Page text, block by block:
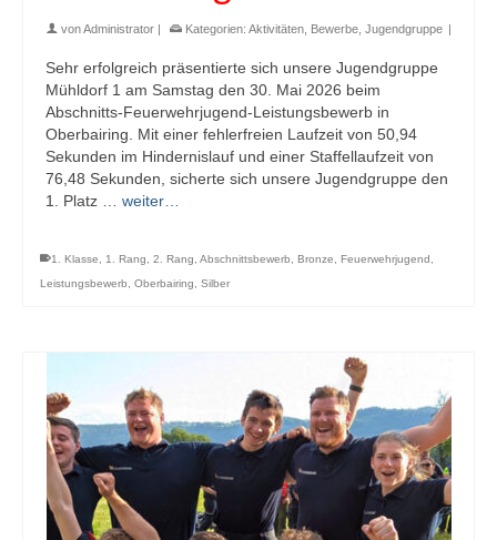
vonAdministrator | Kategorien: Aktivitäten Bewerbe Jugendgruppe |
Sehr erfolgreich präsentierte sich unsere Jugendgruppe
Mühldorf 1 am Samstag den 30. Mai 2026 beim
Abschnitts-Feuerwehrjugend-Leistungsbewerb in
Oberbairing. Mit einer fehlerfreien Laufzeit von 50,94
Sekunden im Hindernislauf und einer Staffellaufzeit von
76,48 Sekunden, sicherte sich unsere Jugendgruppe den
1. Platz … weiter…
1. Klasse 1. Rang 2. Rang Abschnittsbewerb Bronze Feuerwehrjugend
Leistungsbewerb
Oberbairing Silber